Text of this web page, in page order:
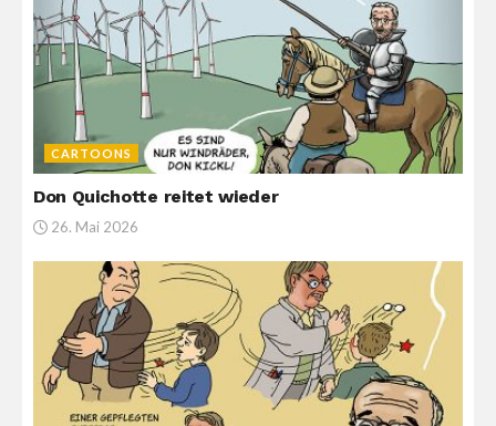
CARTOONS
Don Quichotte reitet wieder
26. Mai 2026